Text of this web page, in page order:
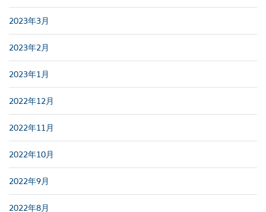
2023年3月
2023年2月
2023年1月
2022年12月
2022年11月
2022年10月
2022年9月
2022年8月